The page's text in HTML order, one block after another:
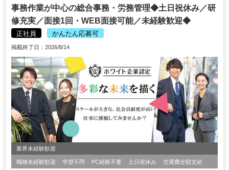
事務作業が中心の総合事務・労務管理◆土日祝休み／研
修充実／面接1回・WEB面接可能／未経験歓迎◆
正社員 かんたん応募可
掲載終了日：2026/8/14
業界未経験歓迎
職種未経験歓迎 学歴不問 PC経験不要 土日祝休み 交通費全額支給